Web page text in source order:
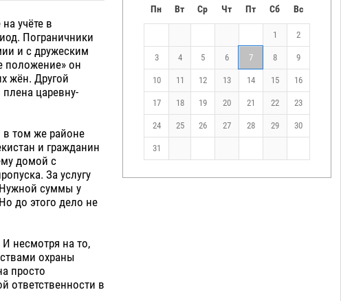
учёте в
Пограничники
и с дружеским
положение» он
жён. Другой
царевну-
в том же районе
и гражданин
домой с
За услугу
Нужной суммы у
до этого дело не
несмотря на то,
охраны
просто
ответственности в
Пн Вт Ср Чт Пт Сб Вс
1 2
3 4 5 6 7 8 9
10 11 12 13 14 15 16
17 18 19 20 21 22 23
24 25 26 27 28 29 30
31